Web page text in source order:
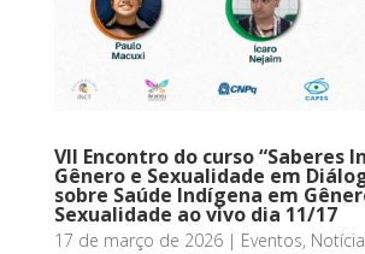
VII Encontro do curso “Saberes
Gênero e Sexualidade em
sobre Saúde Indígena em
Sexualidade ao vivo dia 11/17
17 de março de 2026| Eventos, Notícia